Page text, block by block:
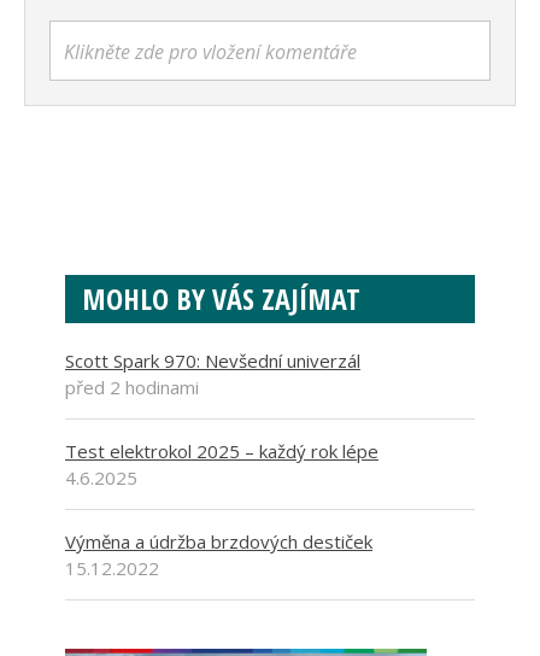
Klikněte zde pro vložení komentáře
MOHLO BY VÁS ZAJÍMAT
Scott Spark 970: Nevšední univerzál
před 2 hodinami
Test elektrokol 2025 – každý rok lépe
4.6.2025
Výměna a údržba brzdových destiček
15.12.2022